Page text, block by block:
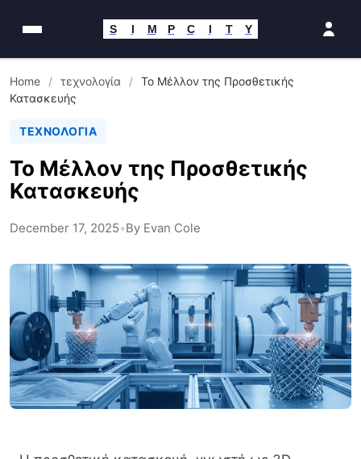
S I M P C I T Y
Home / τεχνολογία / Το Μέλλον της Προσθετικής
Κατασκευής
ΤΕΧΝΟΛΟΓΊΑ
Το Μέλλον της Προσθετικής
Κατασκευής
December 17, 2025•By Evan Cole